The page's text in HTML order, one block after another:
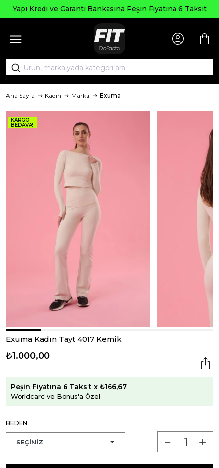
Yapı Kredi ve Garanti Bankasına Peşin Fiyatına 6 Taksit
Ana Sayfa Kadın Marka Exuma
KARGO
BEDAVA!
Exuma Kadın Tayt 4017 Kemik
₺1.000,00
Peşin Fiyatına 6 Taksit x ₺166,67
Worldcard ve Bonus'a Özel
BEDEN